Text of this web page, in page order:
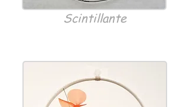
Scintillante